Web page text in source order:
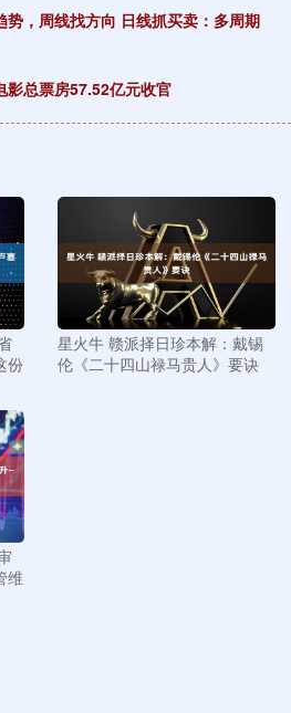
势，周线找方向 日线抓买卖：多周期
影总票房57.52亿元收官
份
星火牛 赣派择日珍本解：戴锡
伦《二十四山禄马贵人》要诀
维